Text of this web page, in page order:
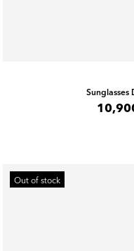
Sunglasses
Out of stock